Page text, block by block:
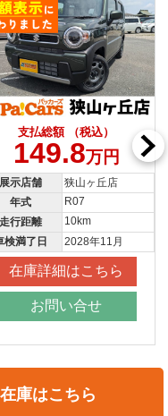
支払総額 （税込）
149.8万円
展示店舗
狭山ヶ丘店
年式
R07
走行距離
10km
検満了日
2028年11月
在庫詳細はこちら
お問い合せ
庫はこちら